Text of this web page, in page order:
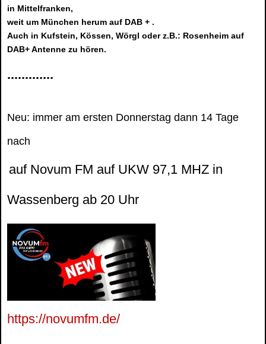
in Mittelfranken,
weit um München herum auf DAB + .
Auch in Kufstein, Kössen, Wörgl oder z.B.: Rosenheim auf
DAB+ Antenne zu hören.
.............
Neu: immer am ersten Donnerstag dann 14 Tage
nach
auf Novum FM auf UKW 97,1 MHZ in
Wassenberg ab 20 Uhr
https://novumfm.de/